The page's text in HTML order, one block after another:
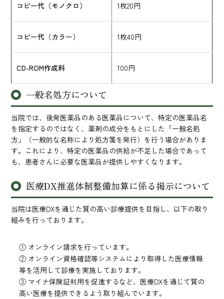
コピー代（モノクロ） 1枚20円
コピー代（カラー） 1枚40円
CD-ROM作成料 100円
一般名処方について
当院では、後発医薬品のある医薬品について、特定の医薬品名
を指定するのではなく、薬剤の成分をもとにした「一般名処
方」（一般的な名称により処方箋を発行）を行う場合がありま
す。これにより、特定の医薬品の供給が不足した場合であって
も、患者さんに必要な医薬品が提供しやすくなります。
医療DX推進体制整備加算に係る掲示について
当院は医療DXを通じた質の高い診療提供を目指し、以下の取り
組みを行っております。
① オンライン請求を行っています。
② オンライン資格確認等システムにより取得した医療情報
等を活用して診療を実施しております。
③ マイナ保険証利用を促進するなど、医療DXを通じて質の
高い医療を提供できるよう取り組んでいます。